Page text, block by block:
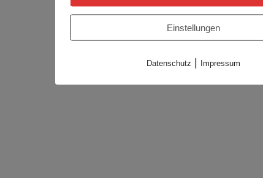
Einstellungen
Datenschutz | Impressum